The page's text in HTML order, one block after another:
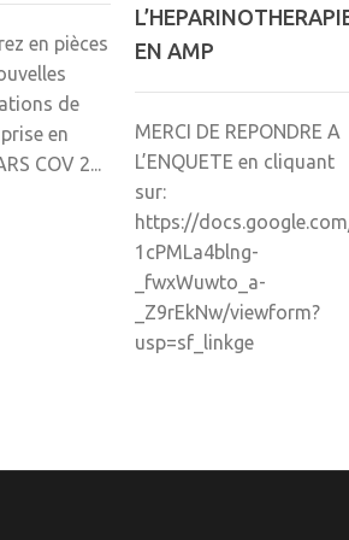
en pièces
de
en
COV 2...
EN AMP
MERCI DE REPONDRE A
L’ENQUETE en cliquant
sur:
https://
1cPMLa4blng-
_fwxWuwto_a-
_Z9rEkNw/viewform?
usp=sf_linkge